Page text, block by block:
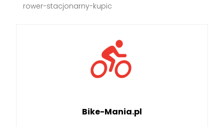
rower-stacjonarny-kupic
Bike-Mania.pl